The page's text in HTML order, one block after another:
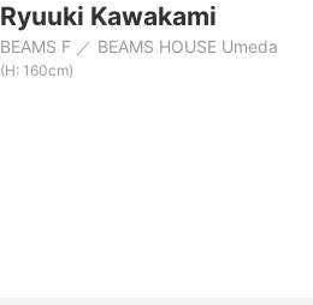
Ryuuki Kawakami
BEAMS F BEAMS HOUSE Umeda
(H: 160cm)